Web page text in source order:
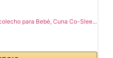
para Bebé, Cuna Co-Slee...